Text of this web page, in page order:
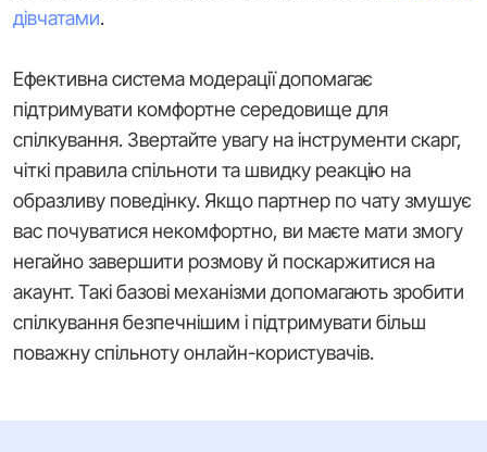
дівчатами.
Ефективна система модерації допомагає
підтримувати комфортне середовище для
спілкування. Звертайте увагу на інструменти скарг,
чіткі правила спільноти та швидку реакцію на
образливу поведінку. Якщо партнер по чату змушує
вас почуватися некомфортно, ви маєте мати змогу
негайно завершити розмову й поскаржитися на
акаунт. Такі базові механізми допомагають зробити
спілкування безпечнішим і підтримувати більш
поважну спільноту онлайн-користувачів.